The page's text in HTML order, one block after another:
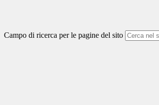
Campo di ricerca per le pagine del sito